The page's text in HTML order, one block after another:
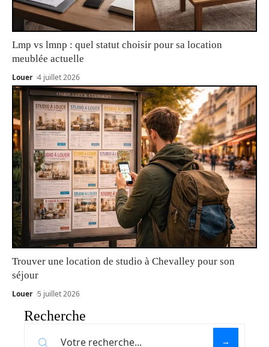
Lmp vs lmnp : quel statut choisir pour sa location
meublée actuelle
Louer 4 juillet 2026
Trouver une location de studio à Chevalley pour son
séjour
Louer 5 juillet 2026
Recherche